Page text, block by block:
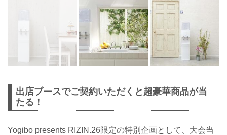
出店ブースでご契約いただくと超豪華商品が当
たる！
Yogibo presents RIZIN.26限定の特別企画として、大会当